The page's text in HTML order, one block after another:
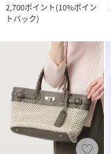
2,700ポイント(10%ポイン
トバック)